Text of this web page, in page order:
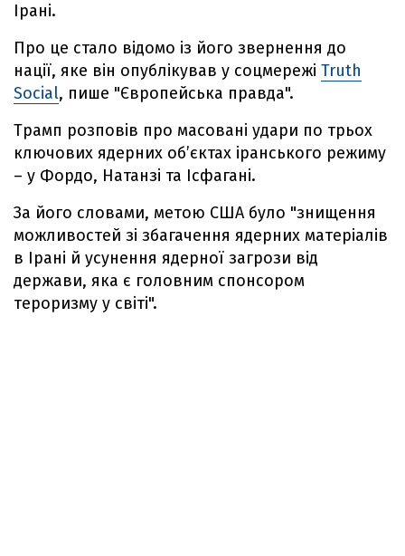
Ірані.
Про це стало відомо із його звернення до
нації, яке він опублікував у соцмережі Truth
Social, пише "Європейська правда".
Трамп розповів про масовані удари по трьох
ключових ядерних об’єктах іранського режиму
– у Фордо, Натанзі та Ісфагані.
За його словами, метою США було "знищення
можливостей зі збагачення ядерних матеріалів
в Ірані й усунення ядерної загрози від
держави, яка є головним спонсором
тероризму у світі".